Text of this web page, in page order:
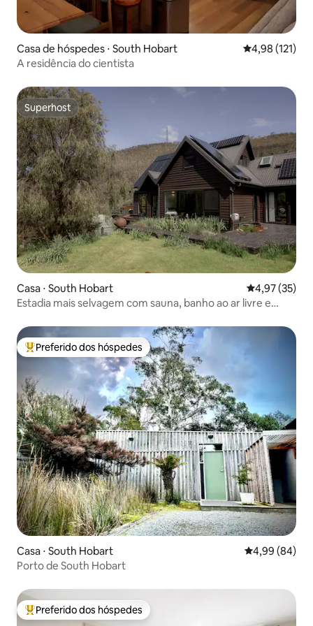
Casa de hóspedes ⋅ South Hobart 4,98 de uma
4,98 (121)
A residência do cientista
Superhost
Superhost
Casa ⋅ South Hobart 4,97 de uma
4,97 (35)
Estadia mais selvagem com sauna, banho ao ar livre e
Entre os melhores preferidos dos hóspedes
Preferido dos hóspedes
Casa ⋅ South Hobart 4,99 de uma
4,99 (84)
Porto de South Hobart
Entre os melhores preferidos dos hóspedes
Preferido dos hóspedes